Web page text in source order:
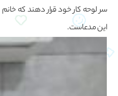
سر لوحه کار خود قرار دهند که
این مدعاست.